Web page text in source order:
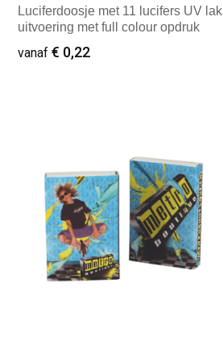
Luciferdoosje met 11 lucifers UV lak
uitvoering met full colour opdruk
vanaf € 0,22